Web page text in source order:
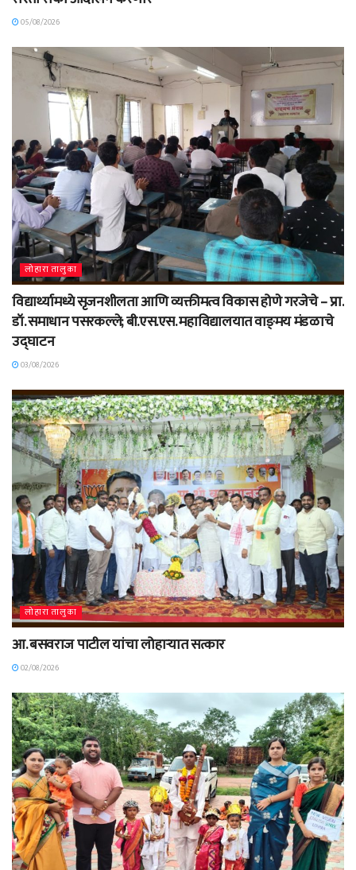
05/08/2026
लोहारा तालुका
विद्यार्थ्यामध्ये सृजनशीलता आणि व्यक्तीमत्व विकास होणे गरजेचे – प्रा.
डॉ. समाधान पसरकल्ले; बी.एस.एस. महाविद्यालयात वाङ्‌मय मंडळाचे
उद्घाटन
03/08/2026
लोहारा तालुका
आ. बसवराज पाटील यांचा लोहाऱ्यात सत्कार
02/08/2026